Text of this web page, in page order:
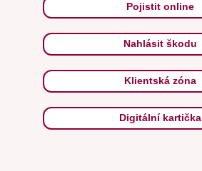
Pojistit online
Nahlásit škodu
Klientská zóna
Digitální kartička